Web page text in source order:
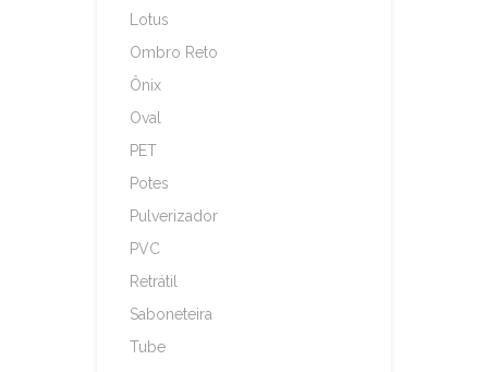
Lotus
Ombro Reto
Ônix
Oval
PET
Potes
Pulverizador
PVC
Retrátil
Saboneteira
Tube